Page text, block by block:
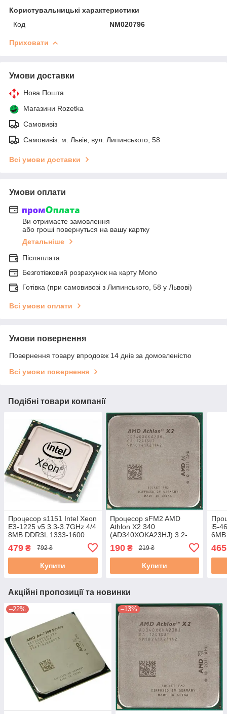
Користувальницькі характеристики
Код
NM020796
Приховати
Умови доставки
Нова Пошта
Магазини Rozetka
Самовивіз
Самовивіз: м. Львів, вул. Липинського, 58
Всі умови доставки
Умови оплати
Ви отримаєте замовлення
або гроші повернуться на вашу картку
Детальніше
Післяплата
Безготівковий розрахунок на карту Mono
Готівка (при самовивозі з Липинського, 58 у Львові)
Всі умови оплати
Умови повернення
Повернення товару впродовж 14 днів за домовленістю
Всі умови повернення
Подібні товари компанії
Процесор s1151 Intel Xeon
E3-1225 v5 3.3-3.7GHz 4/4
8MB DDR3L 1333-1600
DDR4 1866-2133 HD P530
80W бу
479 ₴ 792 ₴
Купити
Процесор sFM2 AMD
Athlon X2 340
(AD340XOKA23HJ) 3.2-
3.6GHz 2яд. 2пот. L1 96kb
L2 1MB DDR3 1600 65W
бу
190₴ 219 ₴
Купити
i5-
465
Акційні пропозиції та новинки
–22% –13%